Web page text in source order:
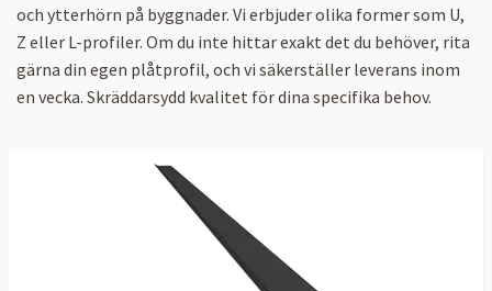
och ytterhörn på byggnader. Vi erbjuder olika former som U,
Z eller L-profiler. Om du inte hittar exakt det du behöver, rita
gärna din egen plåtprofil, och vi säkerställer leverans inom
en vecka. Skräddarsydd kvalitet för dina specifika behov.